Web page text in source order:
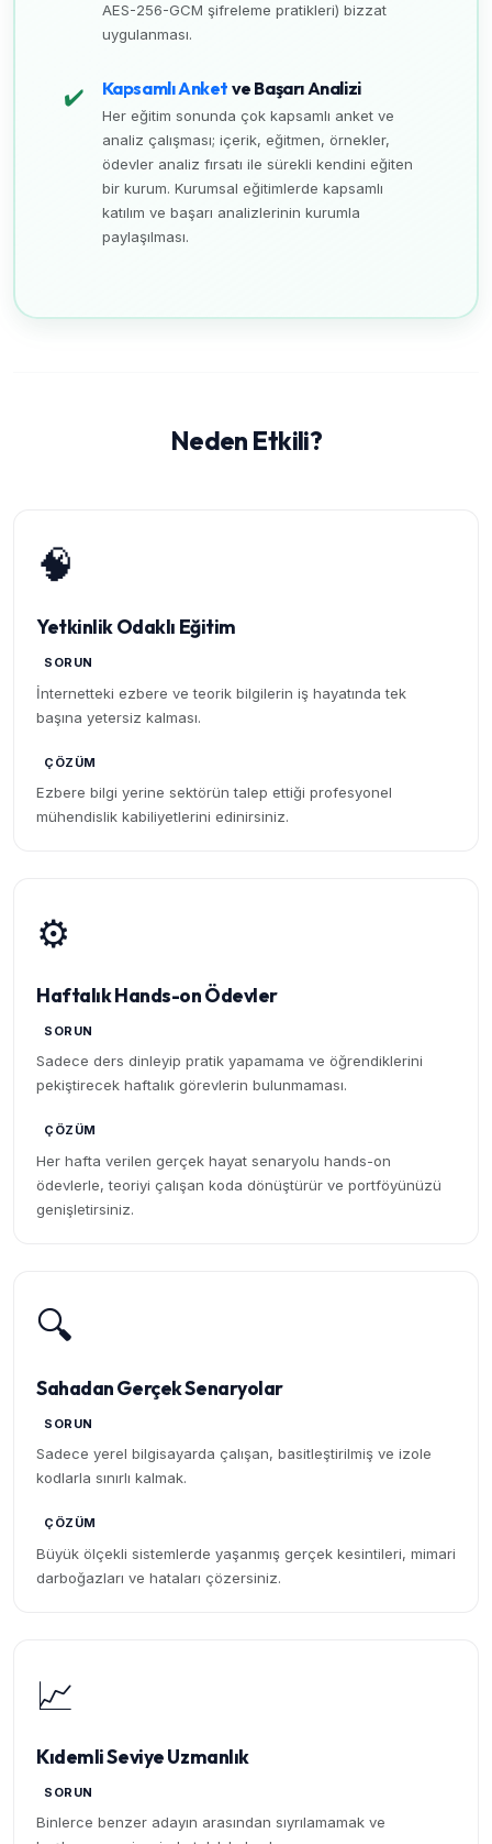
AES-256-GCM şifreleme pratikleri) bizzat
uygulanması.
✔️ Kapsamlı Anket ve Başarı Analizi
Her eğitim sonunda çok kapsamlı anket ve
analiz çalışması; içerik, eğitmen, örnekler,
ödevler analiz fırsatı ile sürekli kendini eğiten
bir kurum. Kurumsal eğitimlerde kapsamlı
katılım ve başarı analizlerinin kurumla
paylaşılması.
Neden Etkili?
🧠
Yetkinlik Odaklı Eğitim
SORUN
İnternetteki ezbere ve teorik bilgilerin iş hayatında tek
başına yetersiz kalması.
ÇÖZÜM
Ezbere bilgi yerine sektörün talep ettiği profesyonel
mühendislik kabiliyetlerini edinirsiniz.
⚙️
Haftalık Hands-on Ödevler
SORUN
Sadece ders dinleyip pratik yapamama ve öğrendiklerini
pekiştirecek haftalık görevlerin bulunmaması.
ÇÖZÜM
Her hafta verilen gerçek hayat senaryolu hands-on
ödevlerle, teoriyi çalışan koda dönüştürür ve portföyünüzü
genişletirsiniz.
🔍
Sahadan Gerçek Senaryolar
SORUN
Sadece yerel bilgisayarda çalışan, basitleştirilmiş ve izole
kodlarla sınırlı kalmak.
ÇÖZÜM
Büyük ölçekli sistemlerde yaşanmış gerçek kesintileri, mimari
darboğazları ve hataları çözersiniz.
📈
Kıdemli Seviye Uzmanlık
SORUN
Binlerce benzer adayın arasından sıyrılamamak ve